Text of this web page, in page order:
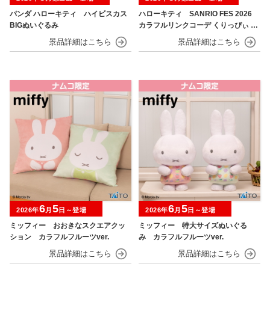
パンダ ハローキティ ハイビスカス
BIGぬいぐるみ
ハローキティ SANRIO FES 2026
カラフルリンクコーデ くりっぴぃ ぬ
ミッフィー おおきなスクエアクッ
ション カラフルフルーツver.
2026年6月 5 日～登場
ミッフィー 特大サイズぬいぐる
み カラフルフルーツver.
2026年6月 5 日～登場